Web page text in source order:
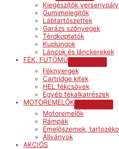
Toggle
Kiegészítők
Gumimelegítők
Lábtartószettek
Garázs szőnyegek
Térdkoptatók
Kuplungok
Láncok és lánckerekek
FÉK, FUTÓMŰ
Féknyergek
Cartridge kitek
HEL fékcsövek
Egyéb fékalkatrészek
MOTOREMELŐK
Motoremelők
Rámpák
Emelőszemek,
Állványok
AKCIÓS